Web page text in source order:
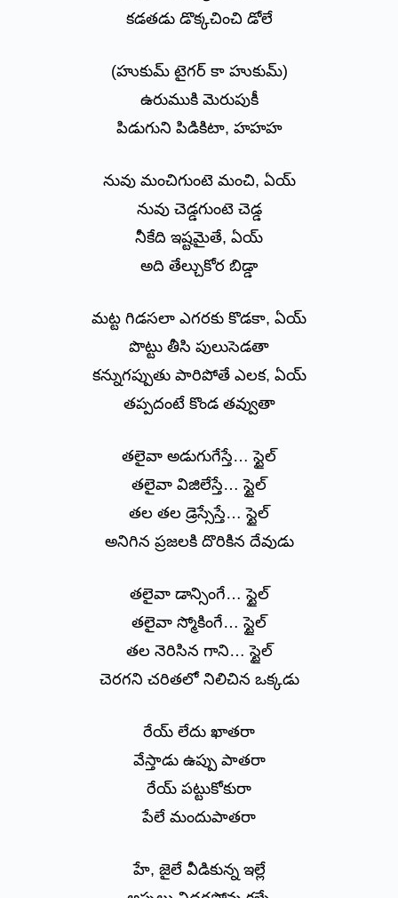
కడతడు డొక్కచించి డోలే
(హుకుమ్ టైగర్ కా హుకుమ్)
ఉరుముకి మెరుపుకీ
పిడుగుని పిడికిటా, హహహ
నువు మంచిగుంటె మంచి, ఏయ్
నువు చెడ్డగుంటె చెడ్డ
నీకేది ఇష్టమైతే, ఏయ్
అది తేల్చుకోర బిడ్డా
మట్ట గిడసలా ఎగరకు కొడకా, ఏయ్
పొట్టు తీసి పులుసెడతా
కన్నుగప్పుతు పారిపోతే ఎలక, ఏయ్
తప్పదంటే కొండ తవ్వుతా
తలైవా అడుగుగేస్తే… స్టైల్
తలైవా విజిలేస్తే… స్టైల్
తల తల డ్రెస్సేస్తే… స్టైల్
అనిగిన ప్రజలకి దొరికిన దేవుడు
తలైవా డాన్సింగే… స్టైల్
తలైవా స్మోకింగే… స్టైల్
తల నెరిసిన గాని… స్టైల్
చెరగని చరితలో నిలిచిన ఒక్కడు
రేయ్ లేదు ఖాతరా
వేస్తాడు ఉప్పు పాతరా
రేయ్ పట్టుకోకురా
పేలే మందుపాతరా
హే, జైలే వీడికున్న ఇల్లే